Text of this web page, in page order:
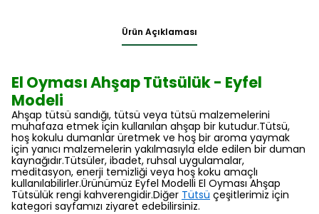
Ürün Açıklaması
El Oyması Ahşap Tütsülük - Eyfel
Modeli
Ahşap tütsü sandığı, tütsü veya tütsü malzemelerini
muhafaza etmek için kullanılan ahşap bir kutudur.Tütsü,
hoş kokulu dumanlar üretmek ve hoş bir aroma yaymak
için yanıcı malzemelerin yakılmasıyla elde edilen bir duman
kaynağıdır.Tütsüler, ibadet, ruhsal uygulamalar,
meditasyon, enerji temizliği veya hoş koku amaçlı
kullanılabilirler.Ürünümüz Eyfel Modelli El Oyması Ahşap
Tütsülük rengi kahverengidir.Diğer Tütsü çeşitlerimiz için
kategori sayfamızı ziyaret edebilirsiniz.